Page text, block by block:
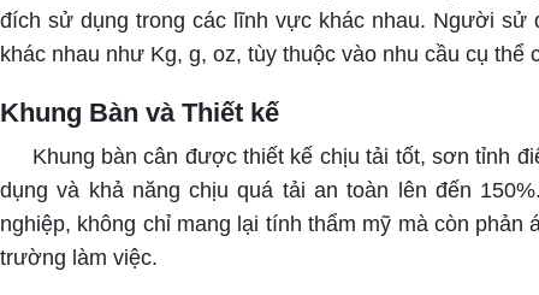
đích sử dụng trong các lĩnh vực khác nhau. Người sử
khác nhau như Kg, g, oz, tùy thuộc vào nhu cầu cụ thể
Khung Bàn và Thiết kế
Khung bàn cân được thiết kế chịu tải tốt, sơn tỉnh
dụng và khả năng chịu quá tải an toàn lên đến
nghiệp, không chỉ mang lại tính thẩm mỹ mà còn phản
trường làm việc.